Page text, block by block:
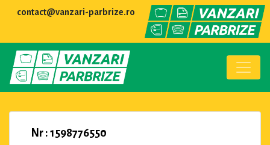
contact@vanzari-parbrize.ro
Nr : 1598776550